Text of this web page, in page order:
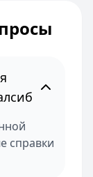
справки